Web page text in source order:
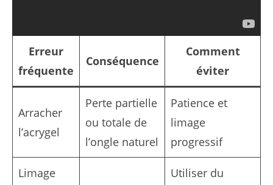
Erreur
fréquente
Conséquence
Comment
éviter
Arracher
l’acrygel
Perte partielle
ou totale de
l’ongle naturel
Patience et
limage
progressif
Limage
Utiliser du